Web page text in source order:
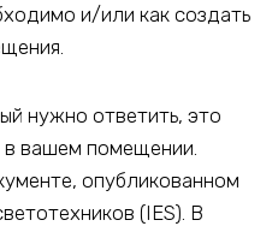
и/или как создать
нужно ответить, это
в вашем помещении.
опубликованном
(IES). В